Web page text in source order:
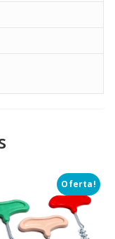
Oferta!